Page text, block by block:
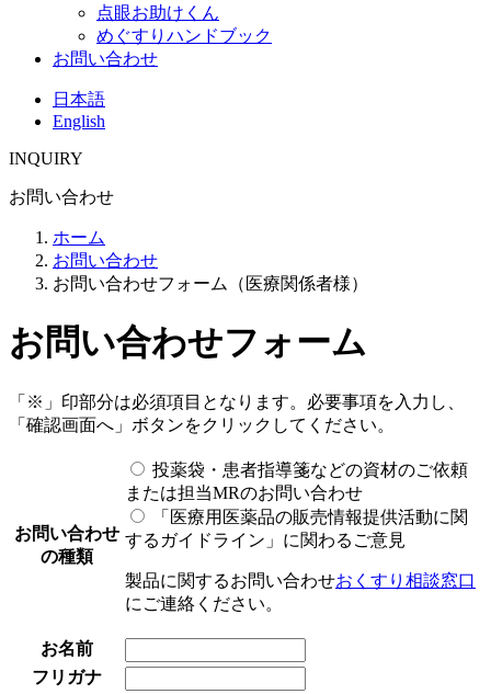
点眼お助けくん
めぐすりハンドブック
お問い合わせ
日本語
English
INQUIRY
お問い合わせ
ホーム
お問い合わせ
お問い合わせフォーム（医療関係者様）
お問い合わせフォーム
「 ※ 」印部分は必須項目となります。必要事項を入力し、
「確認画面へ」ボタンをクリックしてください。
お問い合わせ
の種類
投薬袋・患者指導箋などの資材のご依頼
または担当MRのお問い合わせ
「医療用医薬品の販売情報提供活動に関
するガイドライン」に関わるご意見
製品に関するお問い合わせおくすり相談窓口
にご連絡ください。
お名前
フリガナ